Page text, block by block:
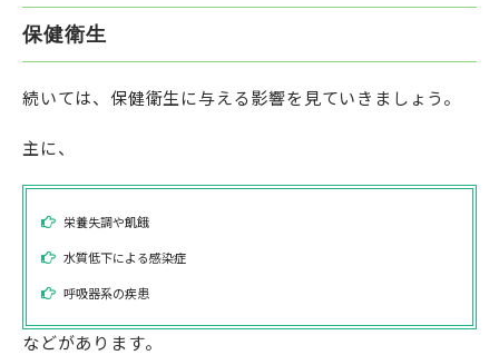
保健衛生
続いては、保健衛生に与える影響を見ていきましょう。
主に、
栄養失調や飢餓
水質低下による感染症
呼吸器系の疾患
などがあります。